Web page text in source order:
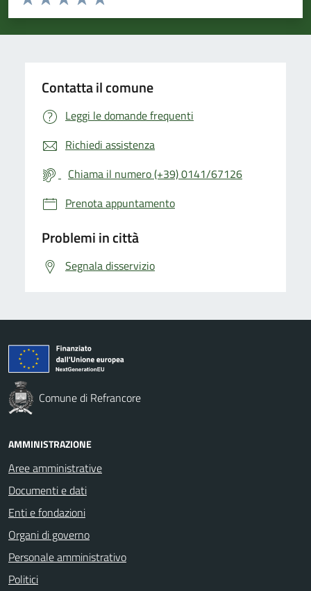
Valuta 5 stelle su 5
Valuta 4 stelle su 5
Valuta 3 stelle su 5
Valuta 2 stelle su 5
Valuta 1 stelle su 5
Contatta il comune
Leggi le domande frequenti
Richiedi assistenza
Chiama il numero (+39) 0141/67126
Prenota appuntamento
Problemi in città
Segnala disservizio
Comune di Refrancore
AMMINISTRAZIONE
Aree amministrative
Documenti e dati
Enti e fondazioni
Organi di governo
Personale amministrativo
Politici